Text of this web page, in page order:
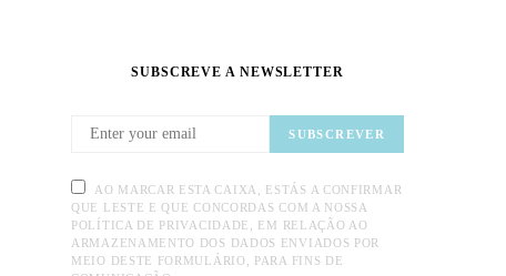
SUBSCREVE A NEWSLETTER
SUBSCREVER
AO MARCAR ESTA CAIXA, ESTÁS A CONFIRMAR
QUE LESTE E QUE CONCORDAS COM A NOSSA
POLÍTICA DE PRIVACIDADE, EM RELAÇÃO AO
ARMAZENAMENTO DOS DADOS ENVIADOS POR
MEIO DESTE FORMULÁRIO, PARA FINS DE